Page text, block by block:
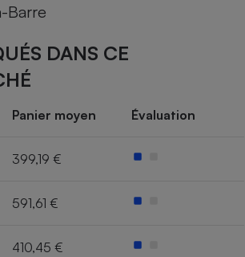
Barre
DANS CE
Panier moyen Évaluation
399,19 €
591,61 €
410,45 €